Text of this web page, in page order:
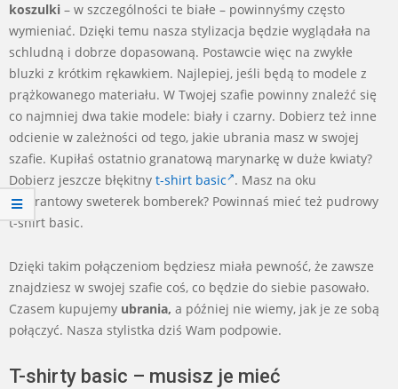
koszulki – w szczególności te białe – powinnyśmy często
wymieniać. Dzięki temu nasza stylizacja będzie wyglądała na
schludną i dobrze dopasowaną. Postawcie więc na zwykłe
bluzki z krótkim rękawkiem. Najlepiej, jeśli będą to modele z
prążkowanego materiału. W Twojej szafie powinny znaleźć się
co najmniej dwa takie modele: biały i czarny. Dobierz też inne
odcienie w zależności od tego, jakie ubrania masz w swojej
szafie. Kupiłaś ostatnio granatową marynarkę w duże kwiaty?
Dobierz jeszcze błękitny t-shirt basic . Masz na oku
amarantowy sweterek bomberek? Powinnaś mieć też pudrowy
t-shirt basic.
Dzięki takim połączeniom będziesz miała pewność, że zawsze
znajdziesz w swojej szafie coś, co będzie do siebie pasowało.
Czasem kupujemy ubrania, a później nie wiemy, jak je ze sobą
połączyć. Nasza stylistka dziś Wam podpowie.
T-shirty basic – musisz je mieć